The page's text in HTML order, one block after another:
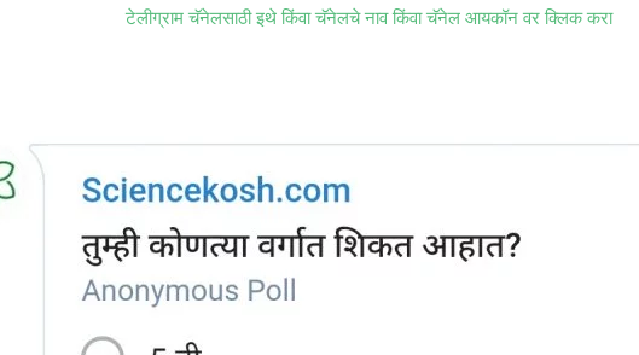
टेलीग्राम चॅनेलसाठी इथे किंवा चॅनेलचे नाव किंवा चॅनेल आयकॉन वर क्लिक करा